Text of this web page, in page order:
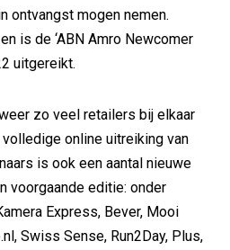
ontvangst mogen nemen.
is de ‘ABN Amro Newcomer
uitgereikt.
zo veel retailers bij elkaar
online uitreiking van
is ook een aantal nieuwe
voorgaande editie: onder
Express, Bever, Mooi
Swiss Sense, Run2Day, Plus,